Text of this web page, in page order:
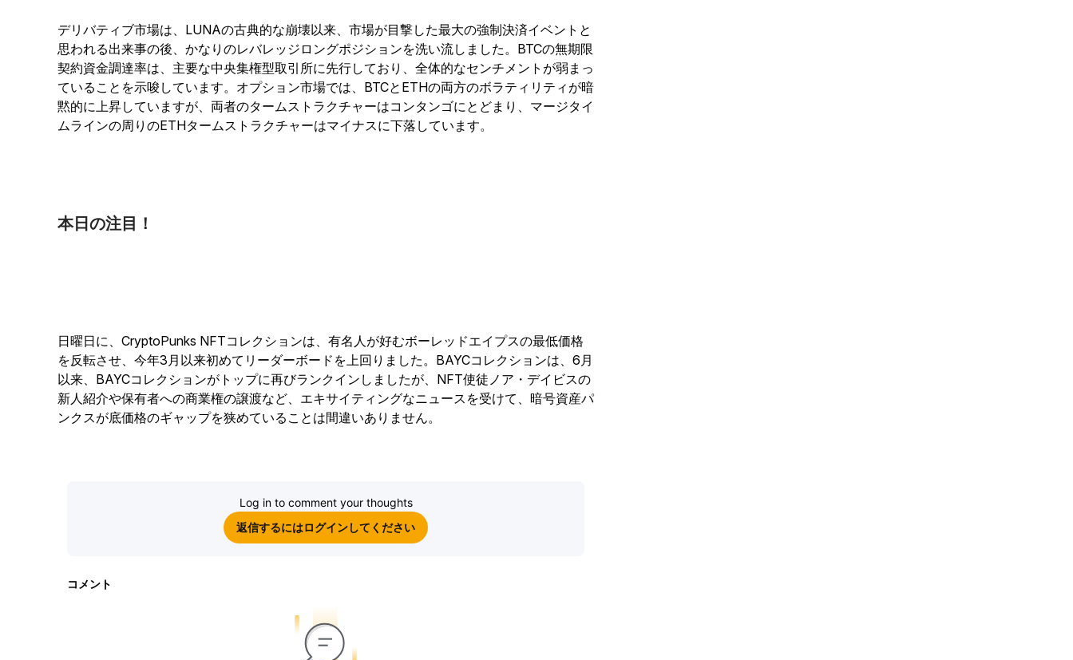
デリバティブ市場は、LUNAの古典的な崩壊以来、市場が目撃した最大の強制決済イベントと
思われる出来事の後、かなりのレバレッジロングポジションを洗い流しました。BTCの無期限
契約資金調達率は、主要な中央集権型取引所に先行しており、全体的なセンチメントが弱まっ
ていることを示唆しています。オプション市場では、BTCとETHの両方のボラティリティが暗
黙的に上昇していますが、両者のタームストラクチャーはコンタンゴにとどまり、マージタイ
ムラインの周りのETHタームストラクチャーはマイナスに下落しています。
本日の注目！
日曜日に、CryptoPunks NFTコレクションは、有名人が好むボーレッドエイプスの最低価格
を反転させ、今年3月以来初めてリーダーボードを上回りました。BAYCコレクションは、6月
以来、BAYCコレクションがトップに再びランクインしましたが、NFT使徒ノア・デイビスの
新人紹介や保有者への商業権の譲渡など、エキサイティングなニュースを受けて、暗号資産パ
ンクスが底価格のギャップを狭めていることは間違いありません。
Log in to comment your thoughts
返信するにはログインしてください
コメント